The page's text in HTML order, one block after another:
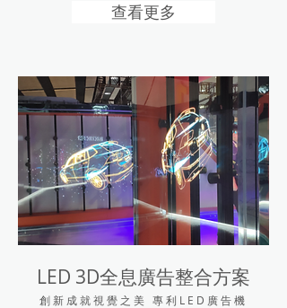
查看更多
LED 3D全息廣告整合方案
創新成就視覺之美 專利LED廣告機